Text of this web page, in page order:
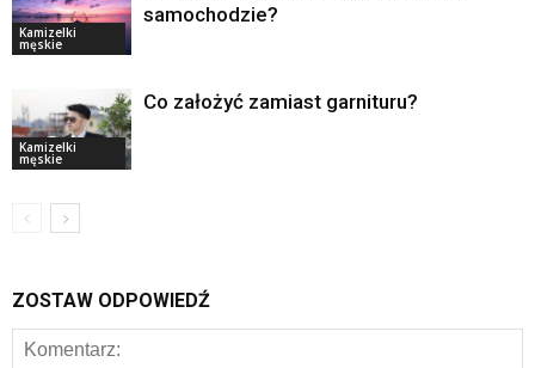
Kamizelki
męskie
samochodzie?
Kamizelki
męskie
Co założyć zamiast garnituru?
ZOSTAW ODPOWIEDŹ